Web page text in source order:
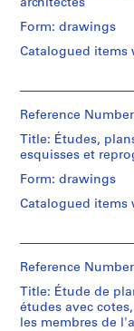
7
3
-
9
9
AP066.S2
P
r
c
t
:
architectes
Form: drawings
Catalogued items
Rousseau
(archive
creator)
Quantity
Object
3
Stage
and
Purpose:
Reference
Title: Études,
esquisses et
Form: drawings
Catalogued items
Rousseau
(archive
creator)
Reference
Title: Étude de
études avec
les membres de